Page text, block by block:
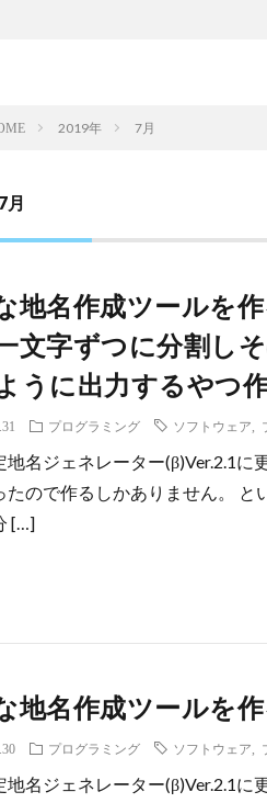
2019年 7月
月
地名作成ツールを
文字ずつに分割し
うに出力するやつ
プログラミング ソフトウェア
地名ジェネレーター(β)Ver.2.1に
たので作るしかありません。
[…]
地名作成ツールを
プログラミング ソフトウェア
地名ジェネレーター(β)Ver.2.1に